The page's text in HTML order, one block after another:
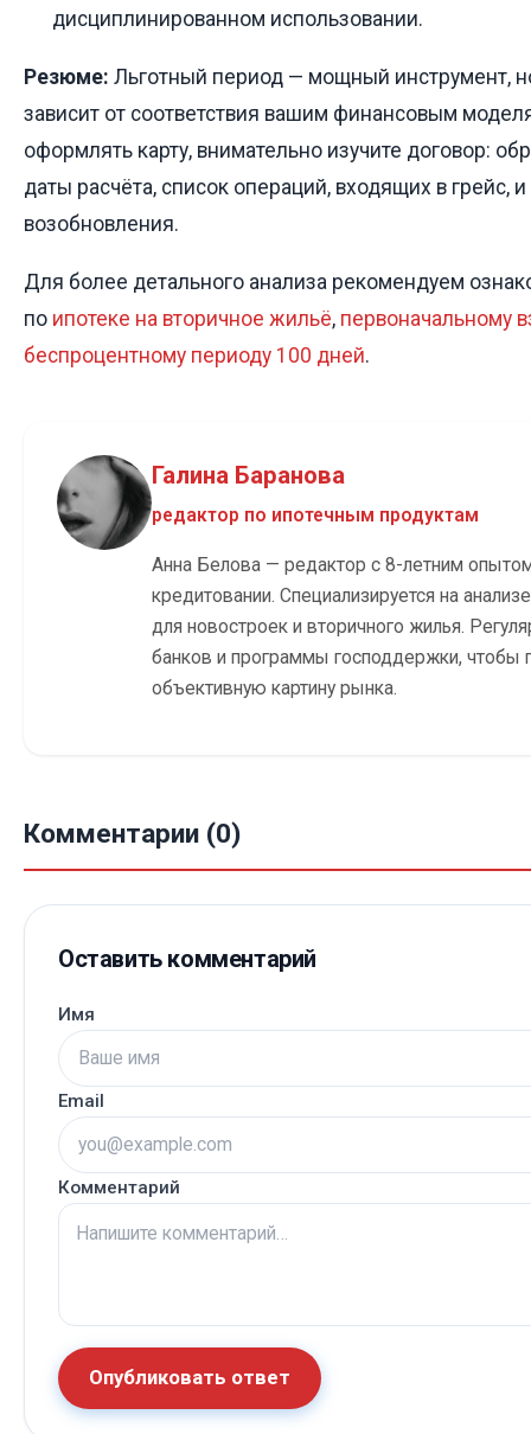
дисциплинированном использовании.
Резюме: Льготный период — мощный инструмент,
зависит от соответствия вашим финансовым
оформлять карту, внимательно изучите договор:
даты расчёта, список операций, входящих в грейс,
возобновления.
Для более детального анализа рекомендуем
по ипотеке на вторичное жильё, первоначальному
беспроцентному периоду 100 дней.
Галина Баранова
редактор по ипотечным продуктам
Анна Белова — редактор с 8-летним
кредитовании. Специализируется на
для новостроек и вторичного жилья.
банков и программы господдержки, чтобы
объективную картину рынка.
Комментарии (0)
Оставить комментарий
Имя
Email
Комментарий
Опубликовать ответ